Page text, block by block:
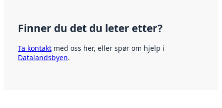
Finner du det du leter etter?
Ta kontakt med oss her, eller spør om hjelp i
Datalandsbyen.